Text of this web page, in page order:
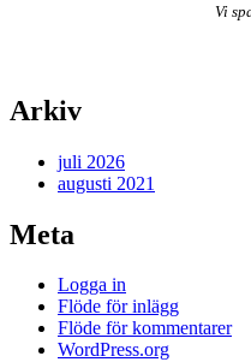
Vi
Arkiv
juli 2026
augusti 2021
Meta
Logga in
Flöde för inlägg
Flöde för kommentarer
WordPress.org